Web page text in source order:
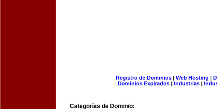
Registro de Dominios| Web Hosting |
Dominios Expirados | Industrias |
Categorías de Dominio: